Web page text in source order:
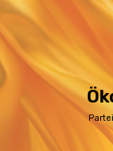
Zum
Inhalt